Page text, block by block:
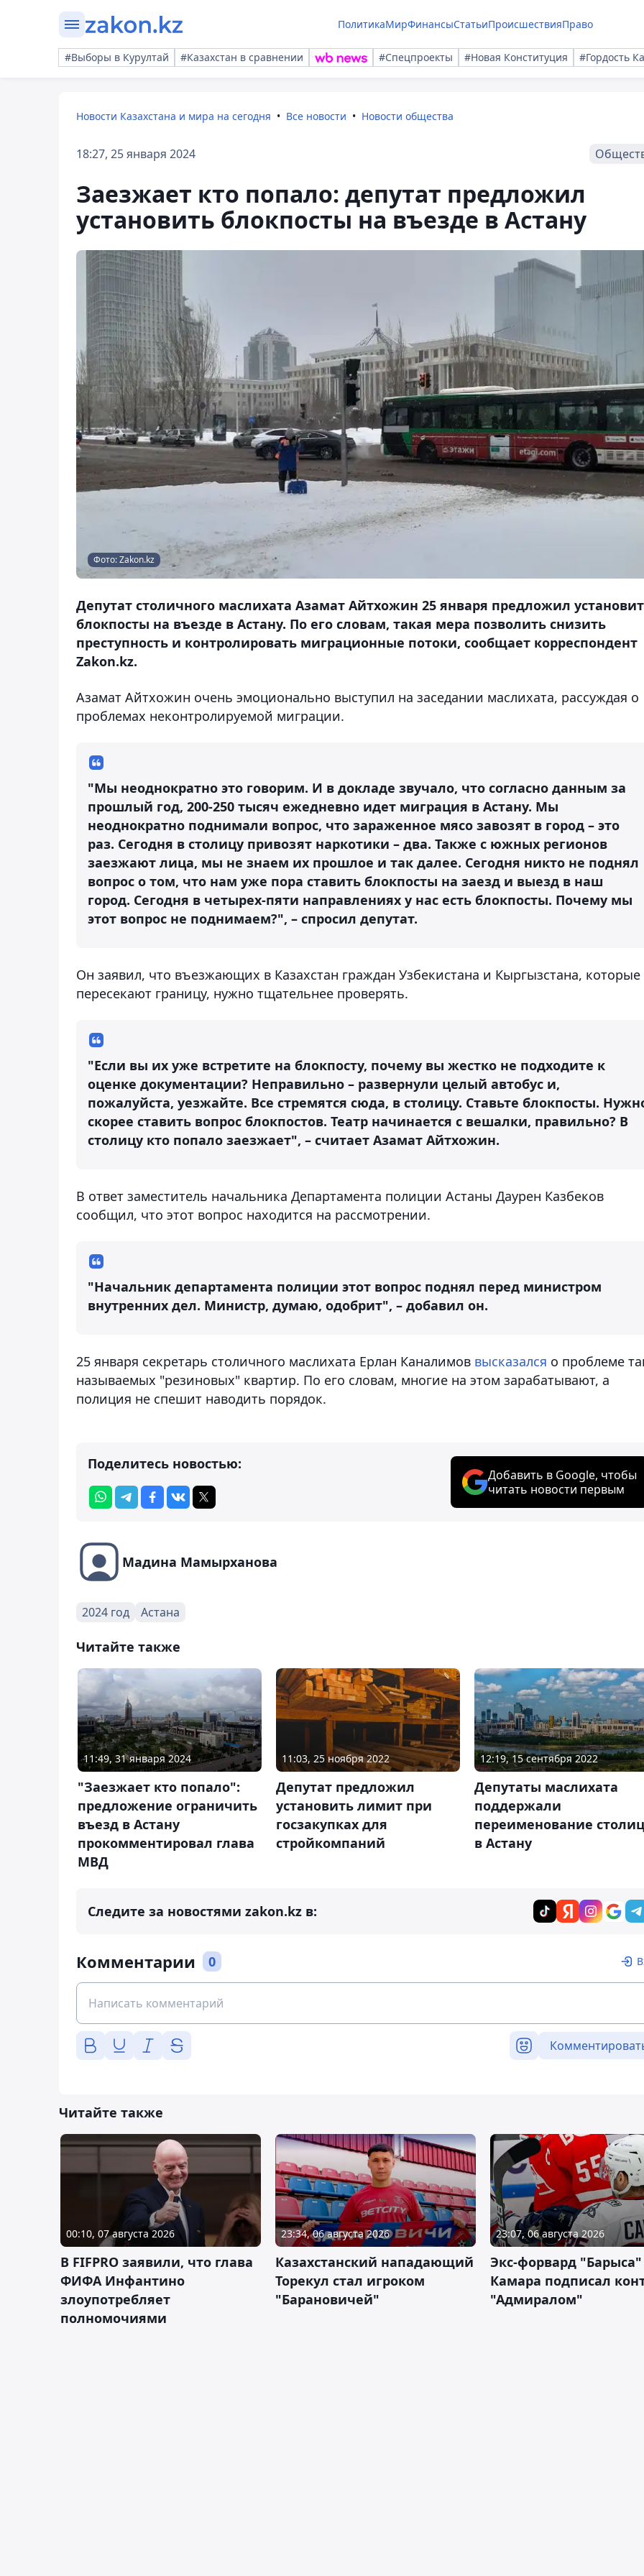
ПолитикаМирФинансыСтатьиПроисшествияПраво
#Выборы в Курултай #Казахстан в сравнении #Спецпроекты #Новая Конституция #Гордость
Новости Казахстана и мира на сегодня Все новости Новости общества
18:27, 25 января 2024
Заезжает кто попало: депутат предложил
установить блокпосты на въезде в Астану
Фото: Zakon.kz
Депутат столичного маслихата Азамат Айтхожин 25 января предложил
блокпосты на въезде в Астану. По его словам, такая мера позволить снизить
преступность и контролировать миграционные потоки, сообщает корреспондент
Zakon.kz.
Азамат Айтхожин очень эмоционально выступил на заседании маслихата, рассуждая о
проблемах неконтролируемой миграции.
"Мы неоднократно это говорим. И в докладе звучало, что согласно данным за
прошлый год, 200-250 тысяч ежедневно идет миграция в Астану. Мы
неоднократно поднимали вопрос, что зараженное мясо завозят в город – это
раз. Сегодня в столицу привозят наркотики – два. Также с южных регионов
заезжают лица, мы не знаем их прошлое и так далее. Сегодня никто не поднял
вопрос о том, что нам уже пора ставить блокпосты на заезд и выезд в наш
город. Сегодня в четырех-пяти направлениях у нас есть блокпосты. Почему мы
этот вопрос не поднимаем?", – спросил депутат.
Он заявил, что въезжающих в Казахстан граждан Узбекистана и Кыргызстана, которые
пересекают границу, нужно тщательнее проверять.
"Если вы их уже встретите на блокпосту, почему вы жестко не подходите к
оценке документации? Неправильно – развернули целый автобус и,
пожалуйста, уезжайте. Все стремятся сюда, в столицу. Ставьте блокпосты.
скорее ставить вопрос блокпостов. Театр начинается с вешалки, правильно? В
столицу кто попало заезжает", – считает Азамат Айтхожин.
В ответ заместитель начальника Департамента полиции Астаны Даурен Казбеков
сообщил, что этот вопрос находится на рассмотрении.
"Начальник департамента полиции этот вопрос поднял перед министром
внутренних дел. Министр, думаю, одобрит", – добавил он.
25 января секретарь столичного маслихата Ерлан Каналимов высказался о проблеме
называемых "резиновых" квартир. По его словам, многие на этом зарабатывают, а
полиция не спешит наводить порядок.
Поделитесь новостью:
Добавить в Google, чтобы
читать новости первым
Мадина Мамырханова
2024 год Астана
Читайте также
11:49, 31 января 2024
"Заезжает кто попало":
предложение ограничить
въезд в Астану
прокомментировал глава
МВД
11:03, 25 ноября 2022
Депутат предложил
установить лимит при
госзакупках для
стройкомпаний
12:19, 15 сентября 2022
Депутаты маслихата
поддержали
переименование
в Астану
Следите за новостями zakon.kz в:
Комментарии 0
Читайте также
00:10, 07 августа 2026
В FIFPRO заявили, что глава
ФИФА Инфантино
злоупотребляет
полномочиями
23:34, 06 августа 2026
Казахстанский нападающий
Торекул стал игроком
"Барановичей"
23:07, 06 августа 2026
Экс-форвард "Барыса"
Камара подписал
"Адмиралом"